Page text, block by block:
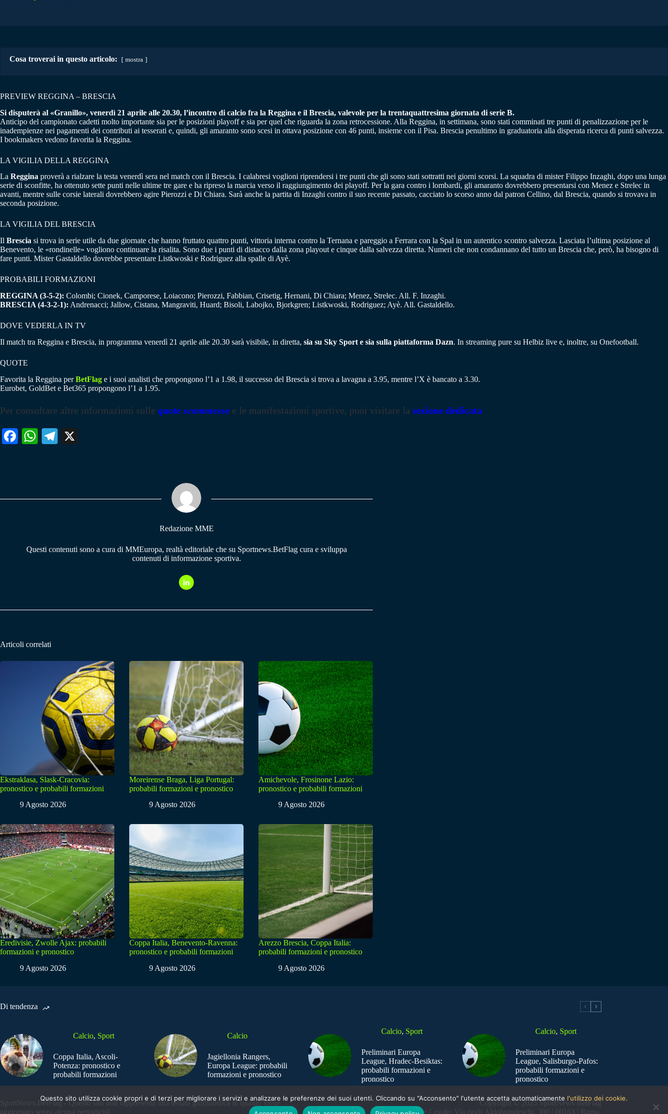
Cosa troverai in questo articolo: mostra
PREVIEW REGGINA – BRESCIA
Si disputerà al «Granillo», venerdì 21 aprile alle 20.30, l’incontro di calcio fra la Reggina e il Brescia, valevole per la trentaquattresima giornata di serie B.
Anticipo del campionato cadetti molto importante sia per le posizioni playoff e sia per quel che riguarda la zona retrocessione. Alla Reggina, in settimana, sono stati comminati tre punti di penalizzazione per le
inadempienze nei pagamenti dei contributi ai tesserati e, quindi, gli amaranto sono scesi in ottava posizione con 46 punti, insieme con il Pisa. Brescia penultimo in graduatoria alla disperata ricerca di punti salvezza.
I bookmakers vedono favorita la Reggina.
LA VIGILIA DELLA REGGINA
La Reggina proverà a rialzare la testa venerdì sera nel match con il Brescia. I calabresi voglioni riprendersi i tre punti che gli sono stati sottratti nei giorni scorsi. La squadra di mister Filippo Inzaghi, dopo una lunga
serie di sconfitte, ha ottenuto sette punti nelle ultime tre gare e ha ripreso la marcia verso il raggiungimento dei playoff. Per la gara contro i lombardi, gli amaranto dovrebbero presentarsi con Menez e Strelec in
avanti, mentre sulle corsie laterali dovrebbero agire Pierozzi e Di Chiara. Sarà anche la partita di Inzaghi contro il suo recente passato, cacciato lo scorso anno dal patron Cellino, dal Brescia, quando si trovava in
seconda posizione.
LA VIGILIA DEL BRESCIA
Il Brescia si trova in serie utile da due giornate che hanno fruttato quattro punti, vittoria interna contro la Ternana e pareggio a Ferrara con la Spal in un autentico scontro salvezza. Lasciata l’ultima posizione al
Benevento, le «rondinelle» vogliono continuare la risalita. Sono due i punti di distacco dalla zona playout e cinque dalla salvezza diretta. Numeri che non condannano del tutto un Brescia che, però, ha bisogno di
fare punti. Mister Gastaldello dovrebbe presentare Listkwoski e Rodriguez alla spalle di Ayè.
PROBABILI FORMAZIONI
REGGINA (3-5-2): Colombi; Cionek, Camporese, Loiacono; Pierozzi, Fabbian, Crisetig, Hernani, Di Chiara; Menez, Strelec. All. F. Inzaghi.
BRESCIA (4-3-2-1): Andrenacci; Jallow, Cistana, Mangraviti, Huard; Bisoli, Labojko, Bjorkgren; Listkwoski, Rodriguez; Ayè. All. Gastaldello.
DOVE VEDERLA IN TV
Il match tra Reggina e Brescia, in programma venerdì 21 aprile alle 20.30 sarà visibile, in diretta, sia su Sky Sport e sia sulla piattaforma Dazn. In streaming pure su Helbiz live e, inoltre, su Onefootball.
QUOTE
Favorita la Reggina perBetFlag e i suoi analisti che propongono l’1 a 1.98, il successo del Brescia si trova a lavagna a 3.95, mentre l’X è bancato a 3.30.
Eurobet, GoldBet e Bet365 propongono l’1 a 1.95.
Per consultare altre informazioni sulle quote scommesse e le manifestazioni sportive, puoi visitare la sezione dedicata
Fa W
pp
Te
m
Redazione MME
Questi contenuti sono a cura di MMEuropa, realtà editoriale che su Sportnews.BetFlag cura e sviluppa
contenuti di informazione sportiva.
Articoli correlati
Ekstraklasa, Slask-Cracovia:
pronostico e probabili formazioni
9 Agosto 2026
Moreirense Braga, Liga Portugal:
probabili formazioni e pronostico
9 Agosto 2026
Amichevole, Frosinone Lazio:
pronostico e probabili formazioni
9 Agosto 2026
Eredivisie, Zwolle Ajax: probabili
formazioni e pronostico
9 Agosto 2026
Coppa Italia, Benevento-Ravenna:
pronostico e probabili formazioni
9 Agosto 2026
Arezzo Brescia, Coppa Italia:
probabili formazioni e pronostico
9 Agosto 2026
Di tendenza
Calcio, Sport
Coppa Italia, Ascoli-
Potenza: pronostico e
probabili formazioni
Calcio
Jagiellonia Rangers,
Europa League: probabili
formazioni e pronostico
Calcio, Sport
Preliminari Europa
League, Hradec-Besiktas:
probabili formazioni e
pronostico
Calcio, Sport
Preliminari Europa
League, Salisburgo-Pafos:
probabili formazioni e
pronostico
SportNews.BetFlag - Questo sito non rappresenta una testata giornalistica in quanto viene
aggiornato senza alcuna periodicità
Copyright © 2025 SportNews BetFlag
Sede Legale: Via degli Aldobrandeschi, 300 | 00163 | Roma
Questo sito utilizza cookie propri e di terzi per migliorare i servizi e analizzare le preferenze dei suoi utenti. Cliccando su "Acconsento" l'utente accetta automaticamente l'utilizzo dei cookie.